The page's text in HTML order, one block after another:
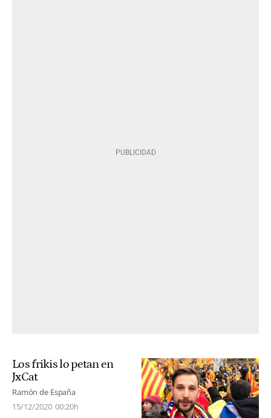
Los frikis lo petan en
JxCat
Ramón de España
15/12/2020 00:20h